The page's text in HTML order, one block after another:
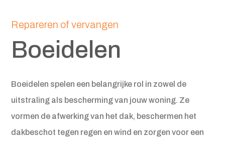
Repareren of vervangen
Boeidelen
Boeidelen spelen een belangrijke rol in zowel de
uitstraling als bescherming van jouw woning. Ze
vormen de afwerking van het dak, beschermen het
dakbeschot tegen regen en wind en zorgen voor een